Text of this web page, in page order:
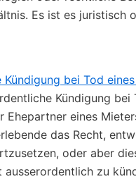
Es ist es juristisch
bei Tod
Kündigung bei
Ehepartner eines
das Recht,
oder aber
ausserordentlich zu